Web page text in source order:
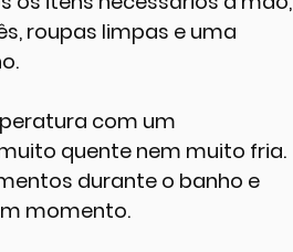
roupas limpas e uma
com um
quente nem muito fria.
durante o banho e
momento.